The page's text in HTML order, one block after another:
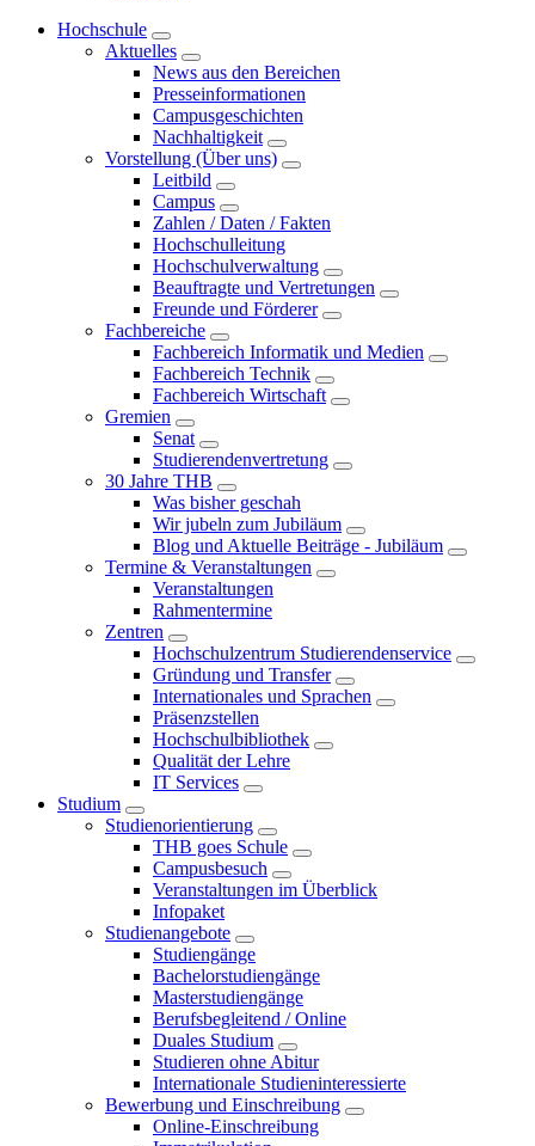
Hochschule
Aktuelles
News aus den Bereichen
Presseinformationen
Campusgeschichten
Nachhaltigkeit
Vorstellung (Über uns)
Leitbild
Campus
Zahlen / Daten / Fakten
Hochschulleitung
Hochschulverwaltung
Beauftragte und Vertretungen
Freunde und Förderer
Fachbereiche
Fachbereich Informatik und Medien
Fachbereich Technik
Fachbereich Wirtschaft
Gremien
Senat
Studierendenvertretung
30 Jahre THB
Was bisher geschah
Wir jubeln zum Jubiläum
Blog und Aktuelle Beiträge - Jubiläum
Termine & Veranstaltungen
Veranstaltungen
Rahmentermine
Zentren
Hochschulzentrum Studierendenservice
Gründung und Transfer
Internationales und Sprachen
Präsenzstellen
Hochschulbibliothek
Qualität der Lehre
IT Services
Studium
Studienorientierung
THB goes Schule
Campusbesuch
Veranstaltungen im Überblick
Infopaket
Studienangebote
Studiengänge
Bachelorstudiengänge
Masterstudiengänge
Berufsbegleitend / Online
Duales Studium
Studieren ohne Abitur
Internationale Studieninteressierte
Bewerbung und Einschreibung
Online-Einschreibung